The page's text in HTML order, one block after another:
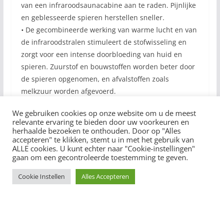
van een infraroodsaunacabine aan te raden. Pijnlijke
en geblesseerde spieren herstellen sneller.
• De gecombineerde werking van warme lucht en van
de infraroodstralen stimuleert de stofwisseling en
zorgt voor een intense doorbloeding van huid en
spieren. Zuurstof en bouwstoffen worden beter door
de spieren opgenomen, en afvalstoffen zoals
melkzuur worden afgevoerd.
Commentaar
• Reumatoïde artritis en fybromyalgie: Onderzoek bij
patiënten met reumatoïde artritis en fybromyalgie
toont aan dat sauna op korte termijn vaak een
positief effect (minder pijn, minder stijfheid,
beweeglijkheid) heeft. Dit effect is meer uitgesproken
We gebruiken cookies op onze website om u de meest
relevante ervaring te bieden door uw voorkeuren en
herhaalde bezoeken te onthouden. Door op "Alles
accepteren" te klikken, stemt u in met het gebruik van
ALLE cookies. U kunt echter naar "Cookie-instellingen"
gaan om een gecontroleerde toestemming te geven.
Cookie Instellen Alles Accepteren